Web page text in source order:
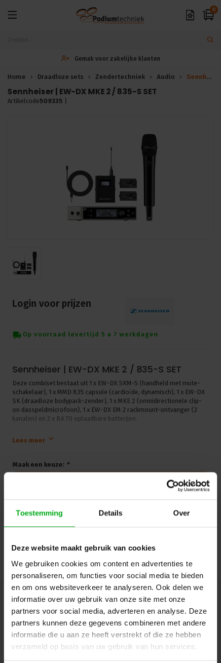
Toestemming Details Over
Deze website maakt gebruik van cookies
We gebruiken cookies om content en advertenties te
personaliseren, om functies voor social media te bieden
en om ons websiteverkeer te analyseren. Ook delen we
informatie over uw gebruik van onze site met onze
partners voor social media, adverteren en analyse. Deze
partners kunnen deze gegevens combineren met andere
informatie die u aan ze heeft verstrekt of die ze hebben
verzameld op basis van uw gebruik van hun services.
0
Gemak voor zakelijke klanten
Home Draadloze sets Zendertechniek Audio Sennheiser | EW-DX MKE 2 / 835-S SET
Sennheiser | EW-DX MKE 2 / 835-S SET
Artikelcode509335
Login voor prijzen
Op voorraad levertijd 5 a 7 werkdagen
Sennheiser | EW-DX MKE 2 / 835-S SET
Deze combiset bestaat uit 1 x EW-DX SKM-S (handheld met mute-
schakelaar), 1 x MMD 835 capsule (cardioïde, dynamisch), 1 x EW-DX
SK (draadloze bodypack-zender), 1 x MKE 2 (omnidirectionele clip-
on dasspeldmicrofoon), 1 x EW-DX EM 2 rackmount-ontvanger (2
kanalen) en 2 x BA 70 oplaadbare batterijen.
De beste keuze voor professionals, bedrijven en
en bodypack-zender met clip-on dasspeldmicrofoon.
Lees meer
Maak een keuze: *
Login of account aanmaken - en krijg direct korting
Doorgaan
Beschrijving en specificaties Downloads
Hulp of advies nodig?Ons team staat graag voor
je klaar!